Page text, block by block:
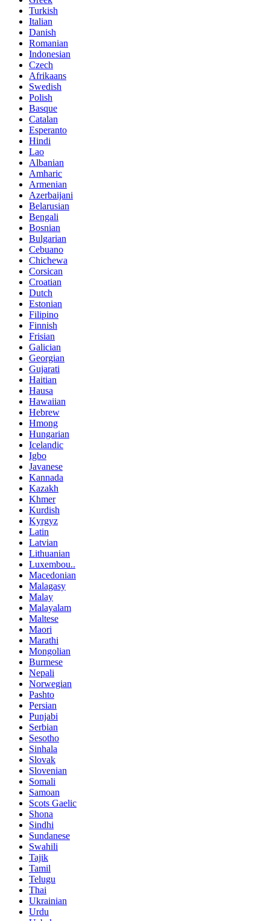
Turkish
Italian
Danish
Romanian
Indonesian
Czech
Afrikaans
Swedish
Polish
Basque
Catalan
Esperanto
Hindi
Lao
Albanian
Amharic
Armenian
Azerbaijani
Belarusian
Bengali
Bosnian
Bulgarian
Cebuano
Chichewa
Corsican
Croatian
Dutch
Estonian
Filipino
Finnish
Frisian
Galician
Georgian
Gujarati
Haitian
Hausa
Hawaiian
Hebrew
Hmong
Hungarian
Icelandic
Igbo
Javanese
Kannada
Kazakh
Khmer
Kurdish
Kyrgyz
Latin
Latvian
Lithuanian
Luxembou..
Macedonian
Malagasy
Malay
Malayalam
Maltese
Maori
Marathi
Mongolian
Burmese
Nepali
Norwegian
Pashto
Persian
Punjabi
Serbian
Sesotho
Sinhala
Slovak
Slovenian
Somali
Samoan
Scots Gaelic
Shona
Sindhi
Sundanese
Swahili
Tajik
Tamil
Telugu
Thai
Ukrainian
Urdu